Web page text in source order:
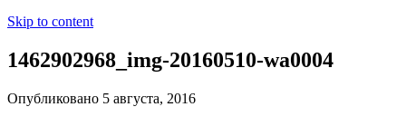
Skip to content
1462902968_img-20160510-wa0004
Опубликовано 5 августа, 2016